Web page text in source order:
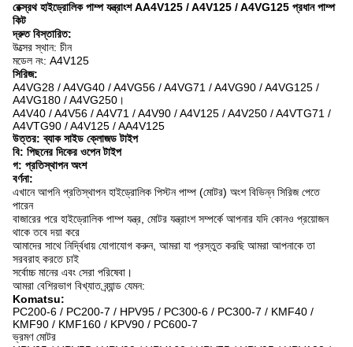
রেক্স্রথ হাইড্রোলিক পাম্প যন্ত্রাংশ AA4V125 / A4V125 / A4VG125 প্রধান পাম্প
কিট
দ্রুত বিস্তারিত:
উত্সের স্থান: চীন
মডেল নং: A4V125
সিরিজ:
A4VG28 / A4VG40 / A4VG56 / A4VG71 / A4VG90 / A4VG125 /
A4VG180 / A4VG250।
A4V40 / A4V56 / A4V71 / A4V90 / A4V125 / A4V250 / A4VTG71 /
A4VTG90 / A4V125 / AA4V125
উত্তর: ব্যাক সাইড ক্লোজড টাইপ
বি: পিছনের দিকের ওপেন টাইপ
গ: প্রতিস্থাপন অংশ
বর্ণনা:
এখানে আপনি প্রতিস্থাপন হাইড্রোলিক পিস্টন পাম্প (মোটর) অংশ বিভিন্ন সিরিজ পেতে
পারেন
বাজারের পরে হাইড্রোলিক পাম্প যন্ত্র, মোটর যন্ত্রাংশ সম্পর্কে আপনার যদি কোনও প্রয়োজন
থাকে তবে দয়া করে
আমাদের সাথে নির্দ্বিধায় যোগাযোগ করুন, আমরা যা প্রস্তুত করছি আমরা আপনাকে তা
সরবরাহ করতে চাই
সর্বোচ্চ মানের এবং সেরা পরিষেবা।
আমরা বেশিরভাগ বিখ্যাত ব্র্যান্ড যেমন:
Komatsu:
PC200-6 / PC200-7 / HPV95 / PC300-6 / PC300-7 / KMF40 /
KMF90 / KMF160 / KPV90 / PC600-7
ভ্রমণ মোটর